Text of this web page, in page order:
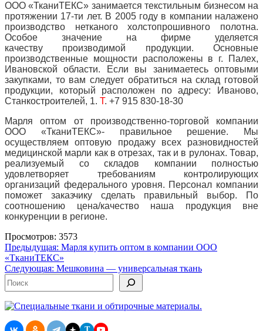
ООО «ТканиТЕКС» занимается текстильным бизнесом на
протяжении 17-ти лет. В 2005 году в компании налажено
производство нетканого холстопрошивного полотна.
Особое значение на фирме уделяется
качеству производимой продукции. Основные
производственные мощности расположены в г. Палех,
Ивановской области. Если вы занимаетесь оптовыми
закупками, то вам следует обратиться на склад готовой
продукции, который расположен по адресу: Иваново,
Станкостроителей, 1. Т. +7 915 830-18-30
Марля оптом от производственно-торговой компании
ООО «ТканиТЕКС»- правильное решение. Мы
осуществляем оптовую продажу всех разновидностей
медицинской марли как в отрезах, так и в рулонах. Товар,
реализуемый со складов компании полностью
удовлетворяет требованиям контролирующих
организаций федерального уровня. Персонал компании
поможет заказчику сделать правильный выбор. По
соотношению цена/качество наша продукция вне
конкуренции в регионе.
Просмотров: 3573
Навигация
по
записям
Предыдущая: Марля купить оптом в компании ООО
«ТканиТЕКС»
Следующая: Мешковина — универсальная ткань
Поиск